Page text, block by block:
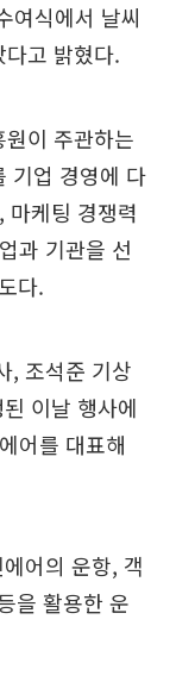
여식에서 날씨
고 밝혔다.
이 주관하는
기업 경영에 다
마케팅 경쟁력
과 기관을 선
다.
, 조석준 기상
이날 행사에
어를 대표해
어의 운항, 객
을 활용한 운